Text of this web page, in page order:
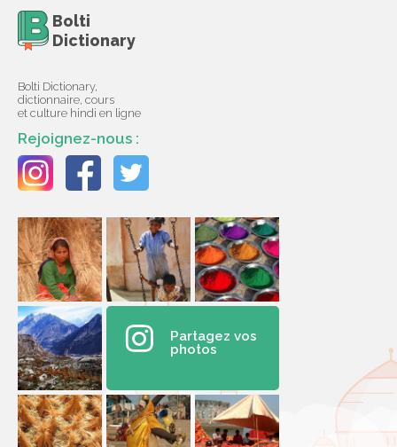
Bolti
Dictionary
Bolti Dictionary,
dictionnaire, cours
et culture hindi en ligne
Rejoignez-nous :
Partagez vos
photos